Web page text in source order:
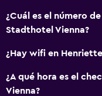
Comedor
Almuerzos para llevar
¿Cuál es el número
Stadthotel Vienna?
¿Hay wifi en
¿A qué hora es el
Vienna?